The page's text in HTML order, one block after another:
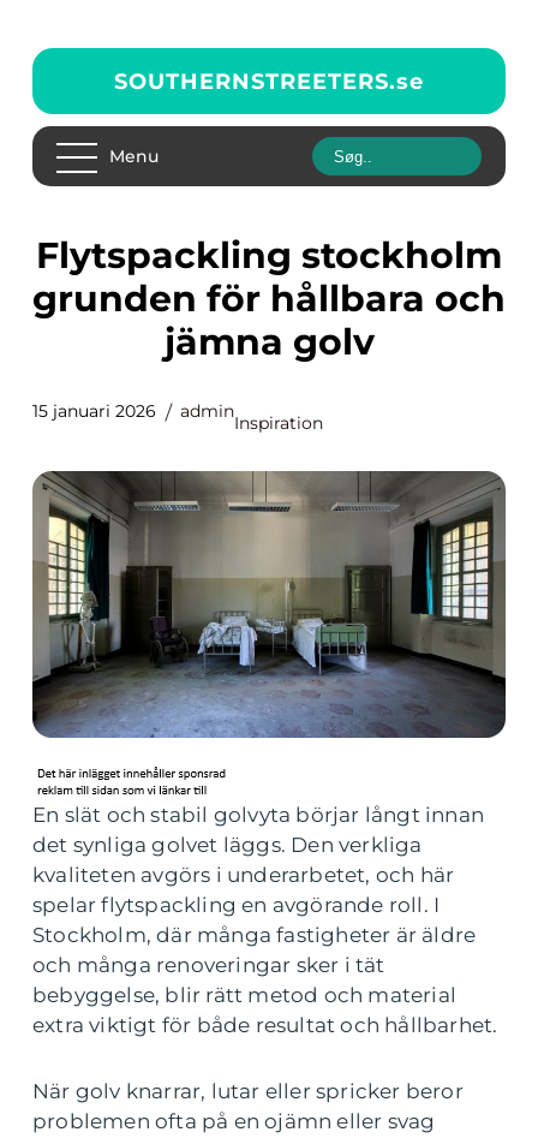
SOUTHERNSTREETERS.se
Menu
Flytspackling stockholm
grunden för hållbara och
jämna golv
15 januari 2026 admin
Inspiration
En slät och stabil golvyta börjar långt innan
det synliga golvet läggs. Den verkliga
kvaliteten avgörs i underarbetet, och här
spelar flytspackling en avgörande roll. I
Stockholm, där många fastigheter är äldre
och många renoveringar sker i tät
bebyggelse, blir rätt metod och material
extra viktigt för både resultat och hållbarhet.
När golv knarrar, lutar eller spricker beror
problemen ofta på en ojämn eller svag